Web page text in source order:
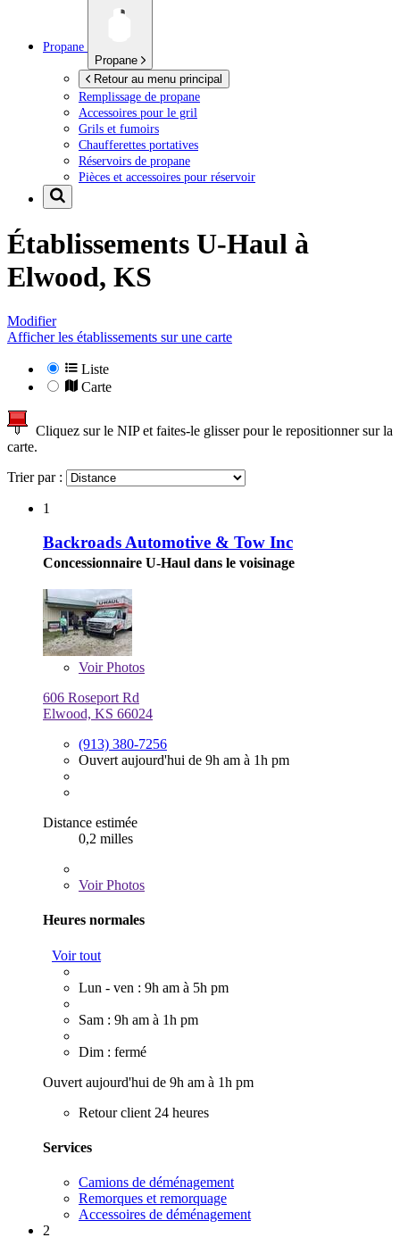
Propane
Propane
Retour au menu principal
Remplissage de propane
Accessoires pour le gril
Grils et fumoirs
Chaufferettes portatives
Réservoirs de propane
Pièces et accessoires pour réservoir
Établissements U-Haul à
Elwood, KS
Modifier
Afficher les établissements sur une carte
Liste
Carte
Cliquez sur le NIP et faites-le glisser pour le repositionner sur la
carte.
Trier par :
1
Backroads Automotive & Tow Inc
Concessionnaire U-Haul dans le voisinage
VoirPhotos
606 Roseport Rd
Elwood, KS 66024
(913) 380-7256
Ouvert aujourd'hui de 9h am à 1h pm
Distance estimée
0,2 milles
VoirPhotos
Heures normales
Voir tout
Lun - ven : 9h am à 5h pm
Sam : 9h am à 1h pm
Dim : fermé
Ouvert aujourd'hui de 9h am à 1h pm
Retour client 24 heures
Services
Camions de déménagement
Remorques et remorquage
Accessoires de déménagement
2